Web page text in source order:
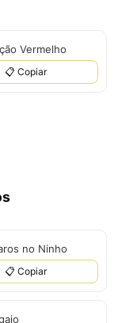
Vermelho
📋 Copiar
no Ninho
📋 Copiar